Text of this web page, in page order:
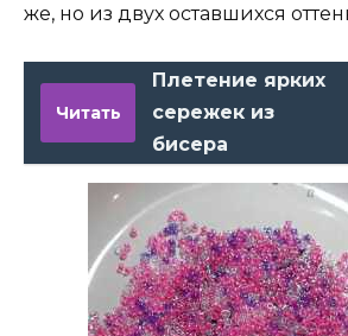
же, но из двух оставшихся
Читать
Плетение ярких
сережек из
бисера